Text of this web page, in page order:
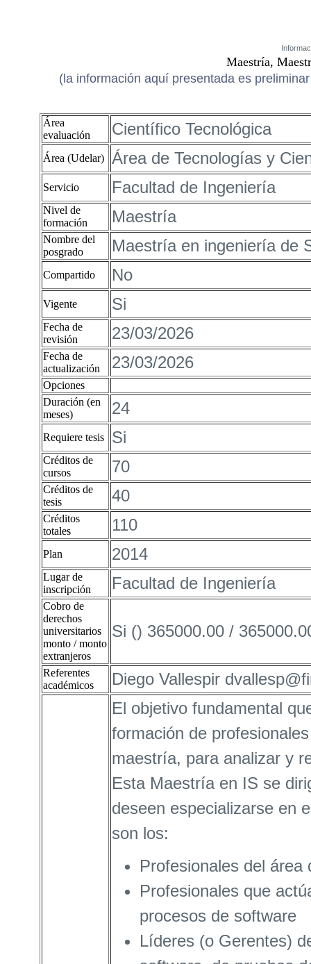
Maestría,
(la información aquí presentada es
Área
evaluación
Científico Tecnológica
Área (Udelar) Área de Tecnologías y
Servicio Facultad de Ingeniería
Nivel de
formación
Maestría
Nombre del
posgrado
Maestría en ingeniería de
Compartido No
Vigente Si
Fecha de
revisión
23/03/2026
Fecha de
actualización
23/03/2026
Opciones
Duración (en
meses)
24
Requiere tesis Si
Créditos de
cursos
70
Créditos de
tesis
40
Créditos
totales
110
Plan 2014
Lugar de
inscripción
Facultad de Ingeniería
Cobro de
derechos
universitarios
monto / monto
extranjeros
Si () 365000.00 /
Referentes
académicos
Diego Vallespir
El objetivo fundamental
formación de
maestría, para analizar y
Esta Maestría en IS se
deseen especializarse en
son los:
Profesionales del área
Profesionales que
procesos de software
Líderes (o Gerentes)